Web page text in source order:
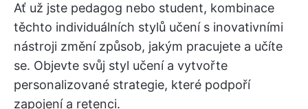
Ať už jste pedagog nebo student, kombinace
těchto individuálních stylů učení s inovativními
nástroji změní způsob, jakým pracujete a učíte
se. Objevte svůj styl učení a vytvořte
personalizované strategie, které podpoří
zapojení a retenci.